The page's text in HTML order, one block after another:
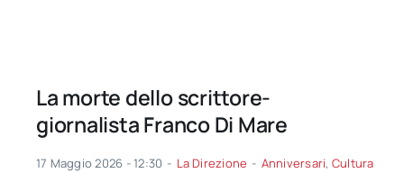
La morte dello scrittore-
giornalista Franco Di Mare
17 Maggio 2026 - 12:30 - La Direzione - Anniversari, Cultura